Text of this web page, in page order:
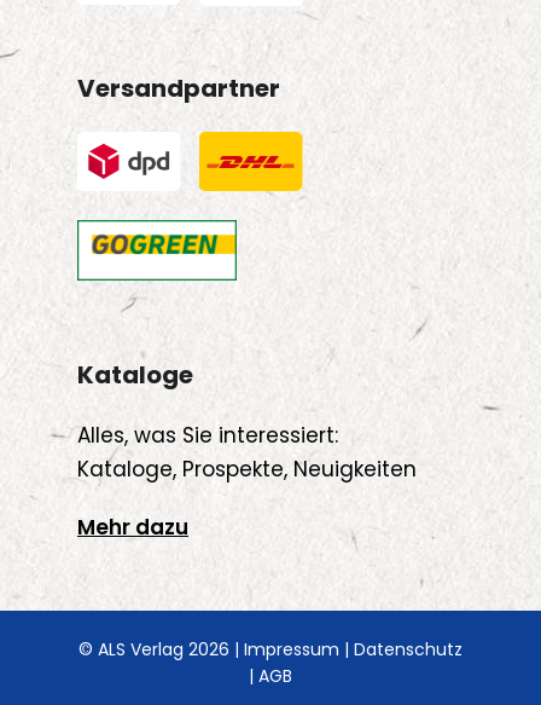
Versandpartner
Kataloge
Alles, was Sie interessiert:
Kataloge, Prospekte, Neuigkeiten
Mehr dazu
© ALS Verlag 2026 | Impressum | Datenschutz
| AGB